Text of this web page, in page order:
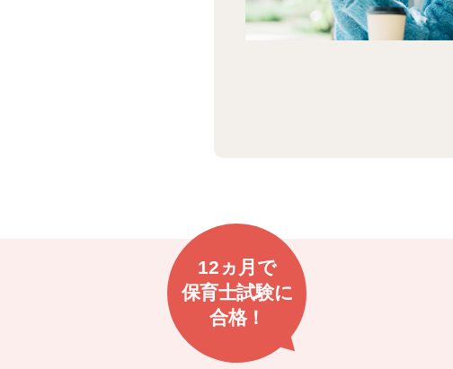
12ヵ月で
保育士試験に
合格！